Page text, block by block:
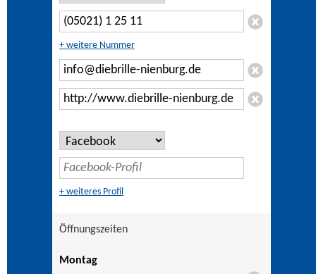
+ weitere Nummer
+ weiteres Profil
Öffnungszeiten
Montag